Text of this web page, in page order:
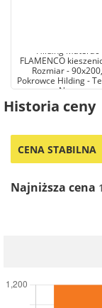
Hilding Materac
FLAMENCO
Rozmiar - 90x200,
Pokrowce Hilding -
New
Historia ceny
CENA STABILNA
Najniższa cena